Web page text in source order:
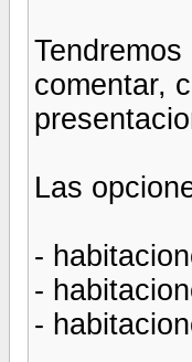
comentar,
Las
-
-
-